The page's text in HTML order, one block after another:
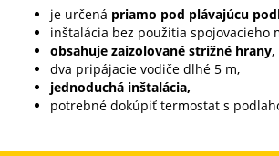
je určená priamo pod plávajúcu
inštalácia bez použitia spojovacieho
obsahuje zaizolované strižné hrany,
dva pripájacie vodiče dlhé 5 m,
jednoduchá inštalácia,
potrebné dokúpiť termostat s